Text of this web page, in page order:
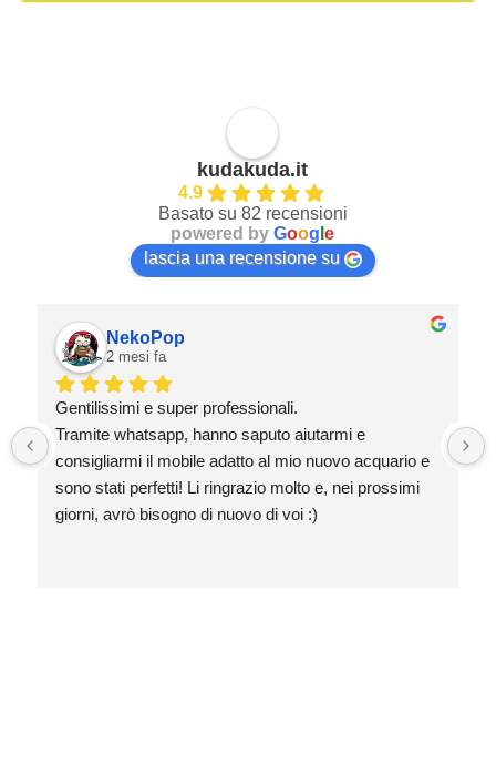
kudakuda.it
4.9
Basato su 82 recensioni
powered by Goog e
lascia una recensione su
NekoPop
2 mesi fa
Gentilissimi e super professionali.
Tramite whatsapp, hanno saputo aiutarmi e
consigliarmi il mobile adatto al mio nuovo acquario e
sono stati perfetti! Li ringrazio molto e, nei prossimi
giorni, avrò bisogno di nuovo di voi :)